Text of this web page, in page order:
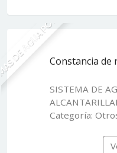
AGUA POTABLEConstancia de
SISTEMA DE
Categoría: